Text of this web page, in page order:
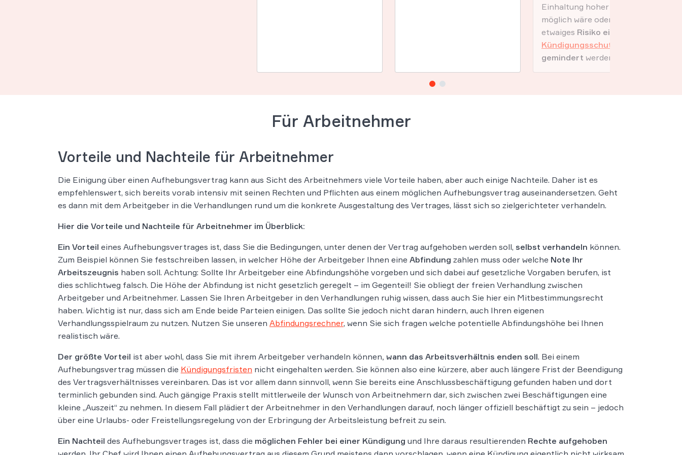
Einhaltung hoher Hürden
möglich wäre oder ein
etwaiges Risiko einer
Kündigungsschutzklage
gemindert werden soll.
Für Arbeitnehmer
Vorteile und Nachteile für Arbeitnehmer
Die Einigung über einen Aufhebungsvertrag kann aus Sicht des Arbeitnehmers viele Vorteile haben, aber auch einige Nachteile. Daher ist es
empfehlenswert, sich bereits vorab intensiv mit seinen Rechten und Pflichten aus einem möglichen Aufhebungsvertrag auseinandersetzen. Geht
es dann mit dem Arbeitgeber in die Verhandlungen rund um die konkrete Ausgestaltung des Vertrages, lässt sich so zielgerichteter verhandeln.
Hier die Vorteile und Nachteile für Arbeitnehmer im Überblick:
Ein Vorteil eines Aufhebungsvertrages ist, dass Sie die Bedingungen, unter denen der Vertrag aufgehoben werden soll, selbst verhandeln können.
Zum Beispiel können Sie festschreiben lassen, in welcher Höhe der Arbeitgeber Ihnen eine Abfindung zahlen muss oder welche Note Ihr
Arbeitszeugnis haben soll. Achtung: Sollte Ihr Arbeitgeber eine Abfindungshöhe vorgeben und sich dabei auf gesetzliche Vorgaben berufen, ist
dies schlichtweg falsch. Die Höhe der Abfindung ist nicht gesetzlich geregelt – im Gegenteil! Sie obliegt der freien Verhandlung zwischen
Arbeitgeber und Arbeitnehmer. Lassen Sie Ihren Arbeitgeber in den Verhandlungen ruhig wissen, dass auch Sie hier ein Mitbestimmungsrecht
haben. Wichtig ist nur, dass sich am Ende beide Parteien einigen. Das sollte Sie jedoch nicht daran hindern, auch Ihren eigenen
Verhandlungsspielraum zu nutzen. Nutzen Sie unseren Abfindungsrechner, wenn Sie sich fragen welche potentielle Abfindungshöhe bei Ihnen
realistisch wäre.
Der größte Vorteil ist aber wohl, dass Sie mit ihrem Arbeitgeber verhandeln können, wann das Arbeitsverhältnis enden soll. Bei einem
Aufhebungsvertrag müssen die Kündigungsfristen nicht eingehalten werden. Sie können also eine kürzere, aber auch längere Frist der Beendigung
des Vertragsverhältnisses vereinbaren. Das ist vor allem dann sinnvoll, wenn Sie bereits eine Anschlussbeschäftigung gefunden haben und dort
terminlich gebunden sind. Auch gängige Praxis stellt mittlerweile der Wunsch von Arbeitnehmern dar, sich zwischen zwei Beschäftigungen eine
kleine „Auszeit“ zu nehmen. In diesem Fall plädiert der Arbeitnehmer in den Verhandlungen darauf, noch länger offiziell beschäftigt zu sein – jedoch
über eine Urlaubs- oder Freistellungsregelung von der Erbringung der Arbeitsleistung befreit zu sein.
Ein Nachteil des Aufhebungsvertrages ist, dass die möglichen Fehler bei einer Kündigung und Ihre daraus resultierenden Rechte aufgehoben